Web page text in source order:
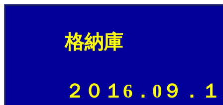
格納庫
２０１6．0９．１